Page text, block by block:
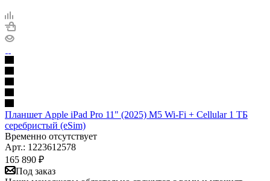
Планшет Apple iPad Pro 11" (2025) M5 Wi-Fi + Cellular 1 ТБ
серебристый (eSim)
Временно отсутствует
Арт.: 1223612578
165 890 ₽
Под заказ